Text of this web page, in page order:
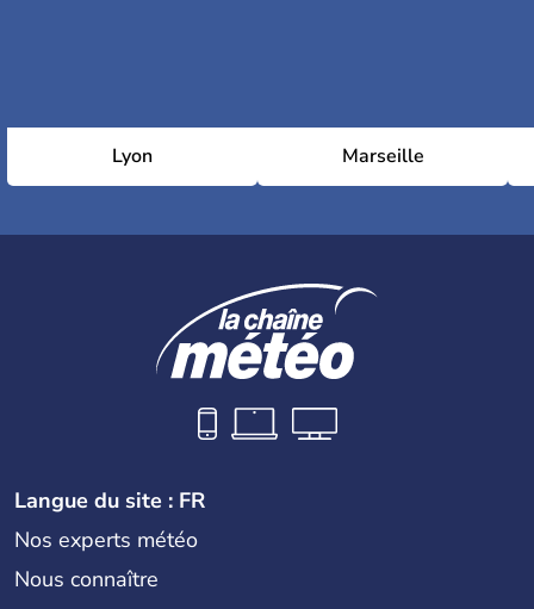
Lyon Marseille
Langue du site : FR
Nos experts météo
Nous connaître